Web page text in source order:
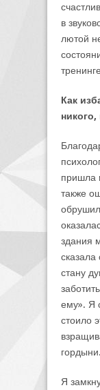
в
лютой
Как
пришла
также
здания
стану
ему». Я
стоило
гордыни.
Я